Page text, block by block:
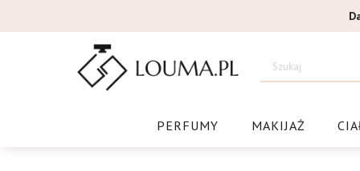
do
PERFUMY MAKIJAŻ